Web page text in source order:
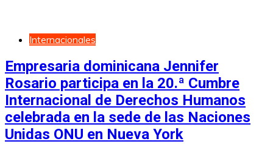
Internacionales
Empresaria dominicana Jennifer
Rosario participa en la 20.ª Cumbre
Internacional de Derechos Humanos
celebrada en la sede de las Naciones
Unidas ONU en Nueva York